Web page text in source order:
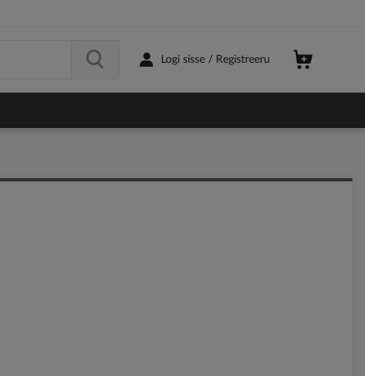
Logi sisse / Registreeru